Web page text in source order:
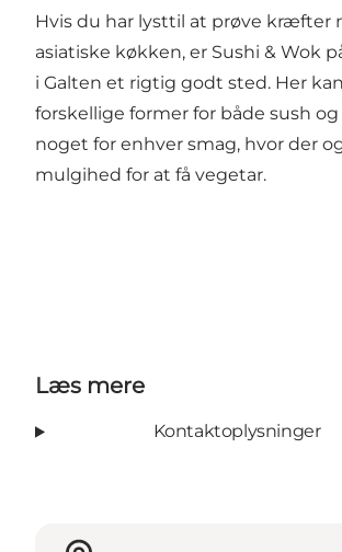
Hvis du har lysttil at prøve kræfter
asiatiske køkken, er Sushi & Wok
i Galten et rigtig godt sted. Her
forskellige former for både sush og
noget for enhver smag, hvor der
mulgihed for at få vegetar.
Læs mere
Kontaktoplysninger